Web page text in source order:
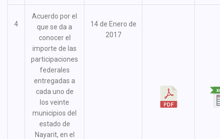
4
Acuerdo por el
que se da a
conocer el
importe de las
participaciones
federales
entregadas a
cada uno de
los veinte
municipios del
estado de
Nayarit, en el
14 de Enero de
2017